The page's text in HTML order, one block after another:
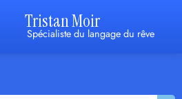
Tristan Moir
Spécialiste du langage du rêve